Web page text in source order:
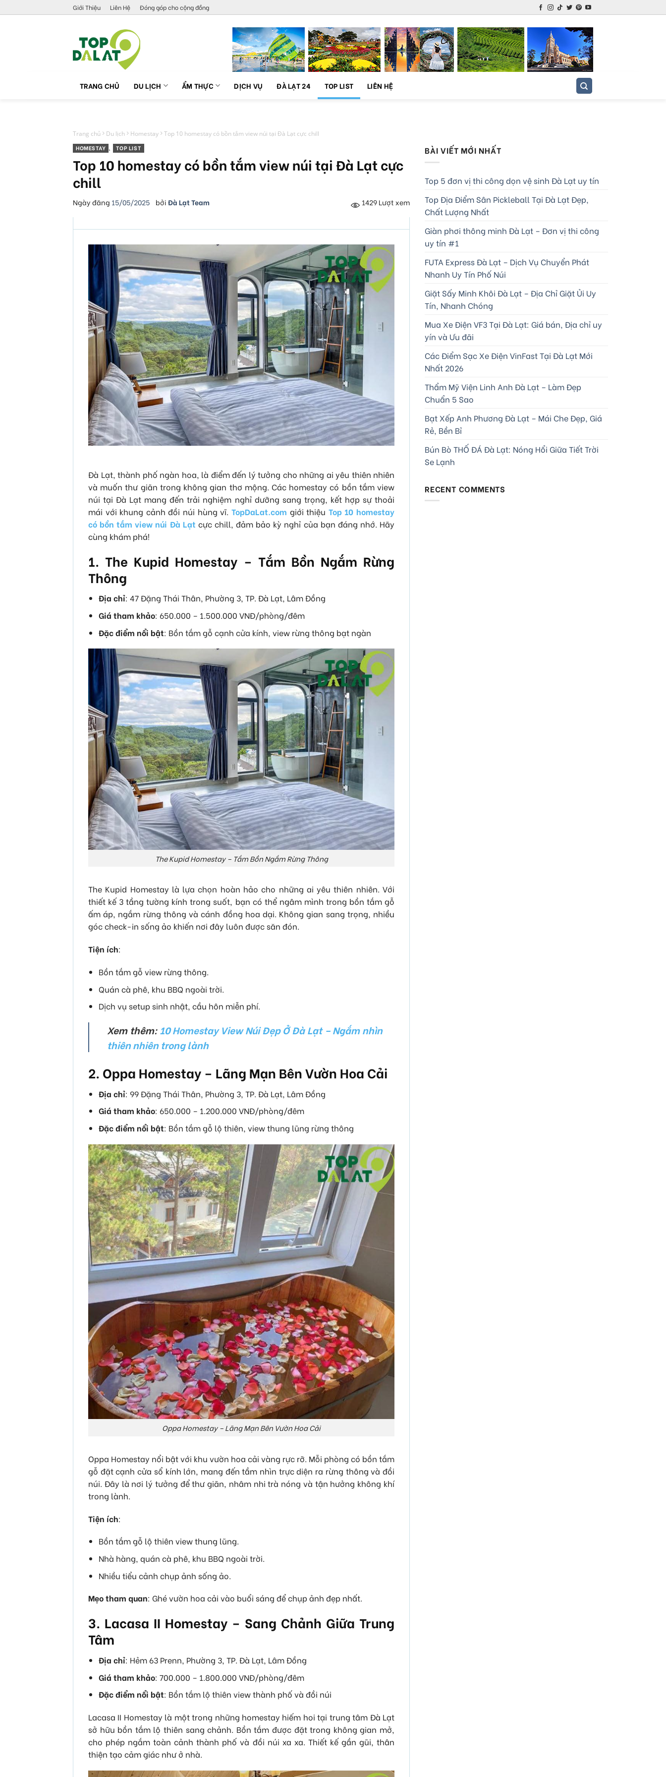
to
Giới Thiệu Liên Hệ Đóng góp cho cộng đồng
TRANG CHỦ DU LỊCH ẨM THỰC DỊCH VỤ ĐÀ LẠT 24 TOP LIST LIÊN HỆ
Trang chủ Du lịch Homestay Top 10 homestay có bồn tắm view núi tại Đà Lạt cực chill
HOMESTAY , TOP LIST
Top 10 homestay có bồn tắm view núi tại Đà Lạt cực
chill
Ngày đăng 15/05/2025 bởiĐà Lạt Team 1429Lượt xem
Đà Lạt, thành phố ngàn hoa, là điểm đến lý tưởng cho những ai yêu thiên nhiên
và muốn thư giãn trong không gian thơ mộng. Các homestay có bồn tắm view
núi tại Đà Lạt mang đến trải nghiệm nghỉ dưỡng sang trọng, kết hợp sự thoải
mái với khung cảnh đồi núi hùng vĩ. TopDaLat.com giới thiệu Top 10 homestay
có bồn tắm view núi Đà Lạt cực chill, đảm bảo kỳ nghỉ của bạn đáng nhớ. Hãy
cùng khám phá!
1. The Kupid Homestay – Tắm Bồn Ngắm Rừng
Thông
Địa chỉ: 47 Đặng Thái Thân, Phường 3, TP. Đà Lạt, Lâm Đồng
Giá tham khảo: 650.000 – 1.500.000 VNĐ/phòng/đêm
Đặc điểm nổi bật: Bồn tắm gỗ cạnh cửa kính, view rừng thông bạt ngàn
The Kupid Homestay – Tắm Bồn Ngắm Rừng Thông
The Kupid Homestay là lựa chọn hoàn hảo cho những ai yêu thiên nhiên. Với
thiết kế 3 tầng tường kính trong suốt, bạn có thể ngâm mình trong bồn tắm gỗ
ấm áp, ngắm rừng thông và cánh đồng hoa dại. Không gian sang trọng, nhiều
góc check-in sống ảo khiến nơi đây luôn được săn đón.
Tiện ích:
Bồn tắm gỗ view rừng thông.
Quán cà phê, khu BBQ ngoài trời.
Dịch vụ setup sinh nhật, cầu hôn miễn phí.
Xem thêm:10 Homestay View Núi Đẹp Ở Đà Lạt – Ngắm nhìn
thiên nhiên trong lành
2. Oppa Homestay – Lãng Mạn Bên Vườn Hoa Cải
Địa chỉ: 99 Đặng Thái Thân, Phường 3, TP. Đà Lạt, Lâm Đồng
Giá tham khảo: 650.000 – 1.200.000 VNĐ/phòng/đêm
Đặc điểm nổi bật: Bồn tắm gỗ lộ thiên, view thung lũng rừng thông
Oppa Homestay – Lãng Mạn Bên Vườn Hoa Cải
Oppa Homestay nổi bật với khu vườn hoa cải vàng rực rỡ. Mỗi phòng có bồn tắm
gỗ đặt cạnh cửa sổ kính lớn, mang đến tầm nhìn trực diện ra rừng thông và đồi
núi. Đây là nơi lý tưởng để thư giãn, nhâm nhi trà nóng và tận hưởng không khí
trong lành.
Tiện ích:
Bồn tắm gỗ lộ thiên view thung lũng.
Nhà hàng, quán cà phê, khu BBQ ngoài trời.
Nhiều tiểu cảnh chụp ảnh sống ảo.
Mẹo tham quan: Ghé vườn hoa cải vào buổi sáng để chụp ảnh đẹp nhất.
3. Lacasa II Homestay – Sang Chảnh Giữa Trung
Tâm
Địa chỉ: Hẻm 63 Prenn, Phường 3, TP. Đà Lạt, Lâm Đồng
Giá tham khảo: 700.000 – 1.800.000 VNĐ/phòng/đêm
Đặc điểm nổi bật: Bồn tắm lộ thiên view thành phố và đồi núi
Lacasa II Homestay là một trong những homestay hiếm hoi tại trung tâm Đà Lạt
sở hữu bồn tắm lộ thiên sang chảnh. Bồn tắm được đặt trong không gian mở,
cho phép ngắm toàn cảnh thành phố và đồi núi xa xa. Thiết kế gần gũi, thân
thiện tạo cảm giác như ở nhà.
BÀI VIẾT MỚI NHẤT
Top 5 đơn vị thi công dọn vệ sinh Đà Lạt uy tín
Top Địa Điểm Sân Pickleball Tại Đà Lạt Đẹp,
Chất Lượng Nhất
Giàn phơi thông minh Đà Lạt – Đơn vị thi công
uy tín #1
FUTA Express Đà Lạt – Dịch Vụ Chuyển Phát
Nhanh Uy Tín Phố Núi
Giặt Sấy Minh Khôi Đà Lạt – Địa Chỉ Giặt Ủi Uy
Tín, Nhanh Chóng
Mua Xe Điện VF3 Tại Đà Lạt: Giá bán, Địa chỉ uy
yín và Ưu đãi
Các Điểm Sạc Xe Điện VinFast Tại Đà Lạt Mới
Nhất 2026
Thẩm Mỹ Viện Linh Anh Đà Lạt – Làm Đẹp
Chuẩn 5 Sao
Bạt Xếp Anh Phương Đà Lạt – Mái Che Đẹp, Giá
Rẻ, Bền Bỉ
Bún Bò THỐ ĐÁ Đà Lạt: Nóng Hổi Giữa Tiết Trời
Se Lạnh
RECENT COMMENTS